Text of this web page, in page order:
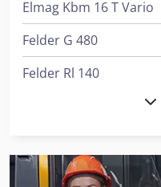
Elmag Kbm 16 T Vario
Felder G 480
Felder Rl 140
Gildemeister Mf Twin 65